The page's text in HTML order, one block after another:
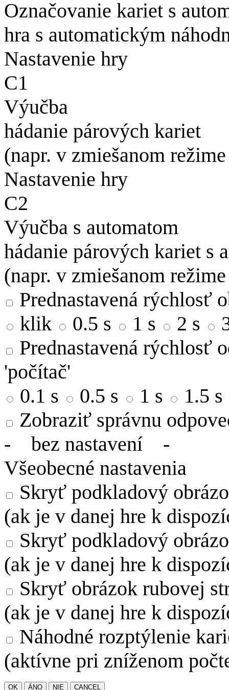
Označovanie kariet s
hra s automatickým
Nastavenie hry
C1
Výučba
hádanie párových kariet
(napr. v zmiešanom
Nastavenie hry
C2
Výučba s automatom
hádanie párových kariet s
(napr. v zmiešanom
Prednastavená rýchlosť
klik
0.5 s 1 s 2 s
Prednastavená rýchlosť
'počítač'
0.1 s
0.5 s 1 s
1.5 s
Zobraziť správnu
- bez nastavení -
Všeobecné nastavenia
Skryť podkladový
(ak je v danej hre k
Skryť podkladový
(ak je v danej hre k
Skryť obrázok rubovej
(ak je v danej hre k
Náhodné rozptýlenie
(aktívne pri zníženom
OK ÁNO NIE
CANCEL